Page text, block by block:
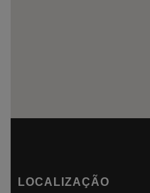
LOCALIZAÇÃO